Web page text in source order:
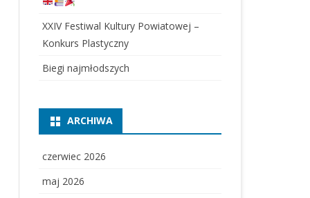
XXIV Festiwal Kultury Powiatowej –
Konkurs Plastyczny
Biegi najmłodszych
ARCHIWA
czerwiec 2026
maj 2026